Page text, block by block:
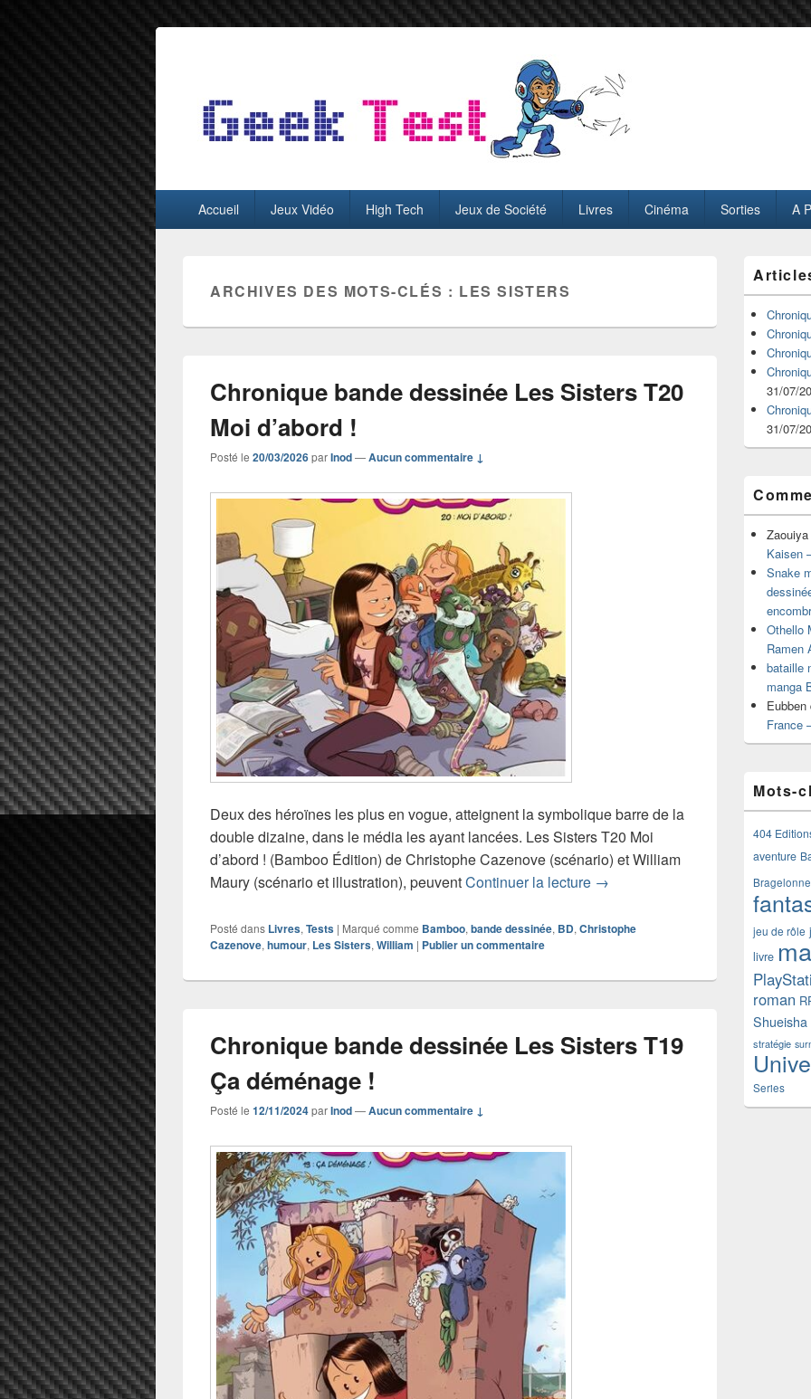
GeekTest
principalAccueil Jeux Vidéo High Tech Jeux de Société Livres Cinéma Sorties A
ARCHIVES DES MOTS-CLÉS : LES SISTERS
Chronique bande dessinée Les Sisters T20
Moi d’abord !
Posté le 20/03/2026parInod—Aucun commentaire ↓
Deux des héroïnes les plus en vogue, atteignent la symbolique barre de la
double dizaine, dans le média les ayant lancées. Les Sisters T20 Moi
d’abord ! (Bamboo Édition) de Christophe Cazenove (scénario) et William
Maury (scénario et illustration), peuventContinuer la lecture Chronique bande dessinée Les
→
Posté dans Livres, Tests | Marqué comme Bamboo, bande dessinée, BD, Christophe
Cazenove, humour, Les Sisters, William | Publier un commentaire
Chronique bande dessinée Les Sisters T19
Ça déménage !
Posté le 12/11/2024parInod—Aucun commentaire ↓
principale
de
widget
pour
barre
latérale
31/07/
31/07/
Zaouiya
Kaisen
Snake
Othello
Ramen
bataille
manga
Eubben
France
Mots-
404
aventure
Bragelonne
jeu de rôle
livre
roman
Shueisha
stratégie
Series